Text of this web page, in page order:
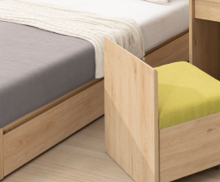
４．使用「AFTEE先享後付」時，將依據個別
時審查核予不同之上限額度；若仍有額度不足
請求用戶進行身份認證。
５．嚴禁一人註冊多個帳號或使用他人資訊註
恩沛科技股份有限公司將有權停止該用戶之使